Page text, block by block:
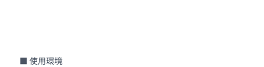
■ 使用環境